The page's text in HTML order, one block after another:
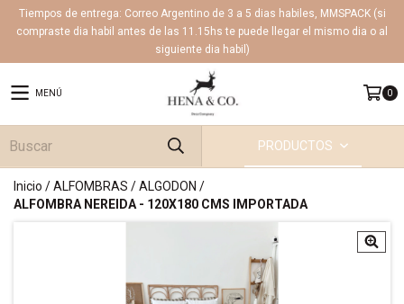
Tiempos de entrega: Correo Argentino de 3 a 5 dias habiles, MMSPACK (si
compraste dia habil antes de las 11.15hs te puede llegar el mismo dia o al
siguiente dia habil)
MENÚ 0
PRODUCTOS
Inicio /ALFOMBRAS /ALGODON /
ALFOMBRA NEREIDA - 120X180 CMS IMPORTADA